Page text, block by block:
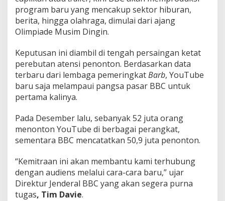
program baru yang mencakup sektor hiburan,
berita, hingga olahraga, dimulai dari ajang
Olimpiade Musim Dingin.
Keputusan ini diambil di tengah persaingan ketat
perebutan atensi penonton. Berdasarkan data
terbaru dari lembaga pemeringkatBarb, YouTube
baru saja melampaui pangsa pasar BBC untuk
pertama kalinya.
Pada Desember lalu, sebanyak 52 juta orang
menonton YouTube di berbagai perangkat,
sementara BBC mencatatkan 50,9 juta penonton.
“Kemitraan ini akan membantu kami terhubung
dengan audiens melalui cara-cara baru,” ujar
Direktur Jenderal BBC yang akan segera purna
tugas, Tim Davie.